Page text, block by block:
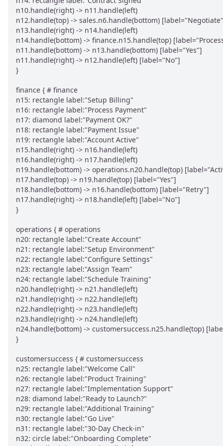
n10.handle(right) -> n11.handle(left)
n12.handle(top) -> sales.n6.handle(bottom)
n13.handle(right) -> n14.handle(left)
n14.handle(bottom) -> finance.n15.handle(top)
n11.handle(bottom) -> n13.handle(bottom) [label="Yes"]
n11.handle(right) -> n12.handle(left) [label="No"]
}
finance { # finance
n15: rectangle label:"Setup Billing"
n16: rectangle label:"Process Payment"
n17: diamond label:"Payment OK?"
n18: rectangle label:"Payment Issue"
n19: rectangle label:"Account Active"
n15.handle(right) -> n16.handle(left)
n16.handle(right) -> n17.handle(left)
n19.handle(bottom) -> operations.n20.handle(top)
n17.handle(top) -> n19.handle(top) [label="Yes"]
n18.handle(bottom) -> n16.handle(bottom) [label="Retry"]
n17.handle(right) -> n18.handle(left) [label="No"]
}
operations { # operations
n20: rectangle label:"Create Account"
n21: rectangle label:"Setup Environment"
n22: rectangle label:"Configure Settings"
n23: rectangle label:"Assign Team"
n24: rectangle label:"Schedule Training"
n20.handle(right) -> n21.handle(left)
n21.handle(right) -> n22.handle(left)
n22.handle(right) -> n23.handle(left)
n23.handle(right) -> n24.handle(left)
n24.handle(bottom) -> customersuccess.n25.handle(top)
}
customersuccess { # customersuccess
n25: rectangle label:"Welcome Call"
n26: rectangle label:"Product Training"
n27: rectangle label:"Implementation Support"
n28: diamond label:"Ready to Launch?"
n29: rectangle label:"Additional Training"
n30: rectangle label:"Go Live"
n31: rectangle label:"30-Day Check-in"
n32: circle label:"Onboarding Complete"